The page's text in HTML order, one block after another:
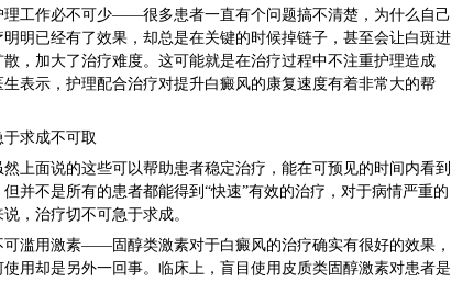
作必不可少——很多患者一直有个问题搞不清楚，为什么自己
明明已经有了效果，却总是在关键的时候掉链子，甚至会让白斑进
散，加大了治疗难度。这可能就是在治疗过程中不注重护理造成
生表示，护理配合治疗对提升白癜风的康复速度有着非常大的帮
成不可取
面说的这些可以帮助患者稳定治疗，能在可预见的时间内看到
但并不是所有的患者都能得到“快速”有效的治疗，对于病情严重的
，治疗切不可急于求成。
用激素——固醇类激素对于白癜风的治疗确实有很好的效果，
使用却是另外一回事。临床上，盲目使用皮质类固醇激素对患者是